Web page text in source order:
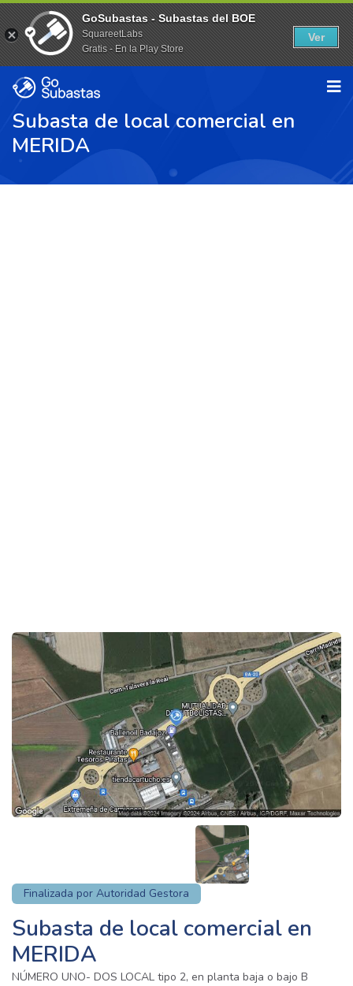
Subasta de local comercial en
MERIDA
Finalizada por Autoridad Gestora
Subasta de local comercial en
MERIDA
NÚMERO UNO- DOS LOCAL tipo 2, en planta baja o bajo B
GoSubastas - Subastas del BOE
SquareetLabs
Gratis - En la Play Store
Ver